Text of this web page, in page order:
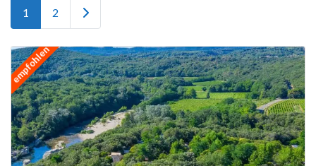
1 2 Ältere Beiträge
empfohlen